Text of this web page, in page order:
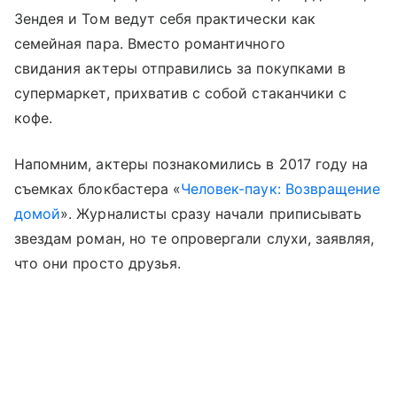
Зендея и Том ведут себя практически как
семейная пара. Вместо романтичного
свидания актеры отправились за покупками в
супермаркет, прихватив с собой стаканчики с
кофе.
Напомним, актеры познакомились в 2017 году на
съемках блокбастера «Человек-паук: Возвращение
домой». Журналисты сразу начали приписывать
звездам роман, но те опровергали слухи, заявляя,
что они просто друзья.